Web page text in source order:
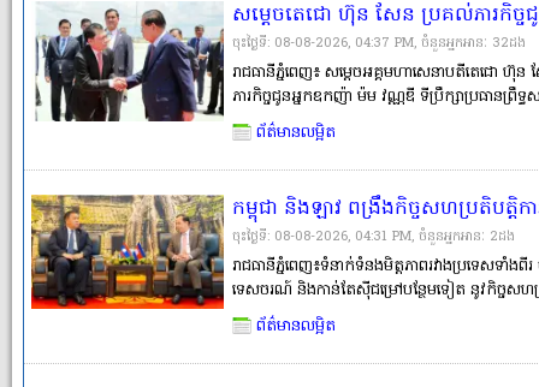
សម្តេចតេជោ ហ៊ុន សែន ប្រគល់ភារកិច្
ជួសជុលអគារសិក្សាទាំងអស់ដែលជាអំ
ដែលមានសភាពចាស់ទ្រុឌទ្រោម
ចុះថ្ងៃទី: 08-08-2026, 04:37 PM, ចំនួនអ្នកអានៈ​ 32ដង
រាជធានីភ្នំពេញ៖ សម្តេចអគ្គមហាសេនាបតីតេជោ ហ៊ុ
ភារកិច្ចជូនអ្នកឧកញ៉ា ម៉ម វណ្ណឌី ទីប្រឹក្សាប្រធានព្
និវត្តជនកម្ពុជា ឱ្យទទួលបន្ទុកលើការជួសជុល និងស
ទ្រោម) នូវអគារសិក្សាទ�
ព័ត៌មានលម្អិត
កម្ពុជា និងឡាវ ពង្រឹងកិច្ចសហប្រតិបត្
យុទ្ធនាការ «ប្រទេសបី គោលដៅមួយ» ដ
ជាតិ និងប្រជាជនទាំងពីរ
ចុះថ្ងៃទី: 08-08-2026, 04:31 PM, ចំនួនអ្នកអានៈ​ 2ដង
រាជធានីភ្នំពេញ៖ទំនាក់ទំនងមិត្តភាពរវាងប្រទេសទាំ
ទេសចរណ៍ និងកាន់តែស៊ីជម្រៅបន្ថែមទៀត នូវកិច្ចស
ស្របតាមស្មារតី «ភាពជាដៃគូ យុទ្ធសាស្ត្រគ្រប់ជ្រុងជ្រ
អភិវឌ្ឍ
ព័ត៌មានលម្អិត